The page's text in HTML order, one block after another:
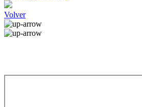
Volver